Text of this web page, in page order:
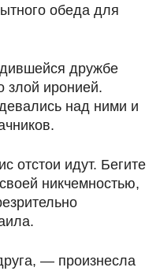
обеда для
дружбе
злой иронией.
над ними и
отстои идут. Бегите
никчемностью,
— произнесла